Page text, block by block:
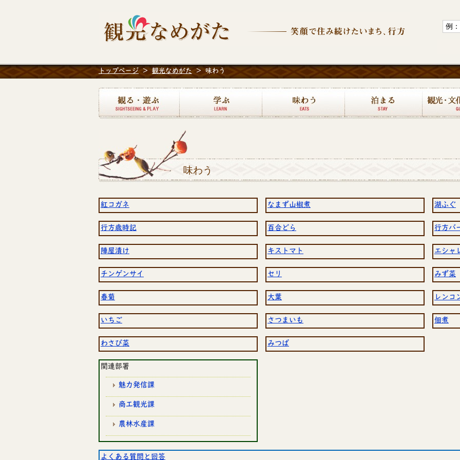
トップページ > 観光なめがた > 味わう
味わう
紅コガネ なまず山椒煮 湖ふぐ
行方歳時記 百合どら 行方バ
陣屋漬け キストマト エシャ
チンゲンサイ セリ みず菜
春菊 大葉 レンコ
いちご さつまいも 佃煮
わさび菜 みつば
関連部署
魅力発信課
商工観光課
農林水産課
よくある質問と回答